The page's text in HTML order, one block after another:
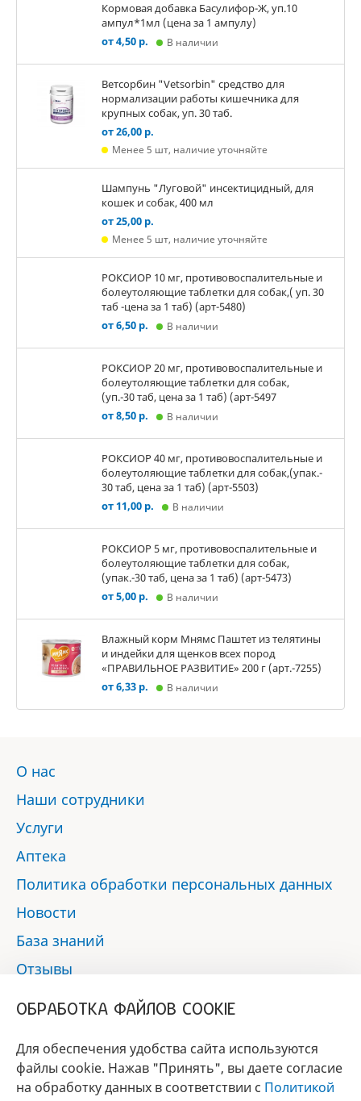
Кормовая добавка Басулифор-Ж, уп.10
ампул*1мл (цена за 1 ампулу)
от 4,50 р.
В наличии
Ветсорбин "Vetsorbin" средство для
нормализации работы кишечника для
крупных собак, уп. 30 таб.
от 26,00 р.
Менее 5 шт, наличие уточняйте
Шампунь "Луговой" инсектицидный, для
кошек и собак, 400 мл
от 25,00 р.
Менее 5 шт, наличие уточняйте
РОКСИОР 10 мг, противовоспалительные и
болеутоляющие таблетки для собак,( уп. 30
таб -цена за 1 таб) (арт-5480)
от 6,50 р.
В наличии
РОКСИОР 20 мг, противовоспалительные и
болеутоляющие таблетки для собак,
(уп.-30 таб, цена за 1 таб) (арт-5497
от 8,50 р.
В наличии
РОКСИОР 40 мг, противовоспалительные и
болеутоляющие таблетки для собак,(упак.-
30 таб, цена за 1 таб) (арт-5503)
от 11,00 р.
В наличии
РОКСИОР 5 мг, противовоспалительные и
болеутоляющие таблетки для собак,
(упак.-30 таб, цена за 1 таб) (арт-5473)
от 5,00 р.
В наличии
Влажный корм Мнямс Паштет из телятины
и индейки для щенков всех пород
«ПРАВИЛЬНОЕ РАЗВИТИЕ» 200 г (арт.-7255)
от 6,33 р.
В наличии
О нас
Наши сотрудники
Услуги
Аптека
Политика обработки персональных данных
Новости
База знаний
Отзывы
БРЕНД
ОБРАБОТКА ФАЙЛОВ COOKIE
Для обеспечения удобства сайта используются
файлы cookie. Нажав "Принять", вы даете согласие
на обработку данных в соответствии с Политикой